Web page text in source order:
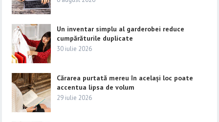
Un inventar simplu al garderobei reduce
cumpărăturile duplicate
30 iulie 2026
Cărarea purtată mereu în același loc poate
accentua lipsa de volum
29 iulie 2026